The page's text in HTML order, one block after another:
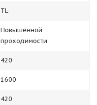
TL
Повышенной
проходимости
420
1600
420